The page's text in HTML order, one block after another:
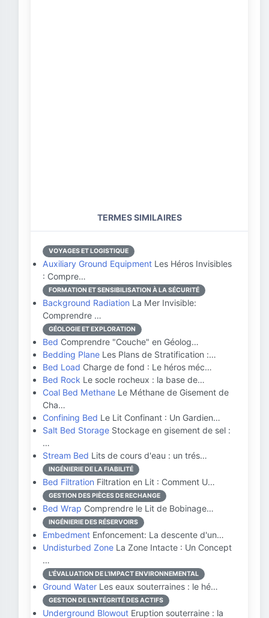
TERMES SIMILAIRES
VOYAGES ET LOGISTIQUE
Auxiliary Ground Equipment Les Héros Invisibles
: Compre…
FORMATION ET SENSIBILISATION À LA SÉCURITÉ
Background Radiation La Mer Invisible:
Comprendre …
GÉOLOGIE ET EXPLORATION
Bed Comprendre "Couche" en Géolog…
Bedding Plane Les Plans de Stratification :…
Bed Load Charge de fond : Le héros méc…
Bed Rock Le socle rocheux : la base de…
Coal Bed Methane Le Méthane de Gisement de
Cha…
Confining Bed Le Lit Confinant : Un Gardien…
Salt Bed Storage Stockage en gisement de sel :
…
Stream Bed Lits de cours d'eau : un trés…
INGÉNIERIE DE LA FIABILITÉ
Bed Filtration Filtration en Lit : Comment U…
GESTION DES PIÈCES DE RECHANGE
Bed Wrap Comprendre le Lit de Bobinage…
INGÉNIERIE DES RÉSERVOIRS
Embedment Enfoncement: La descente d'un…
Undisturbed Zone La Zone Intacte : Un Concept
…
L'ÉVALUATION DE L'IMPACT ENVIRONNEMENTAL
Ground Water Les eaux souterraines : le hé…
GESTION DE L'INTÉGRITÉ DES ACTIFS
Underground Blowout Eruption souterraine : la